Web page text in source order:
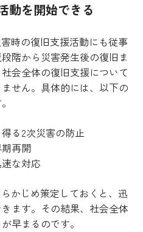
動を開始できる
時の復旧支援活動にも従事
階から災害発生後の復旧ま
会全体の復旧支援について
せん。具体的には、以下の
る2次災害の防止
再開
な対応
かじめ策定しておくと、迅
ます。その結果、社会全体
早まるのです。